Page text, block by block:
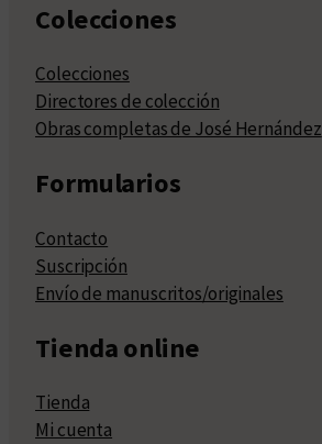
Colecciones
Colecciones
Directores de colección
Obras completas de José Hernández
Formularios
Contacto
Suscripción
Envío de manuscritos/originales
Tienda online
Tienda
Mi cuenta